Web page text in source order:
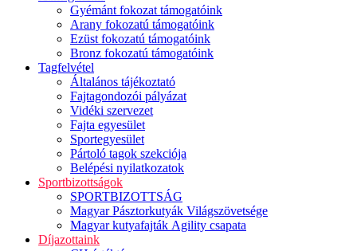
Gyémánt fokozat támogatóink
Arany fokozatú támogatóink
Ezüst fokozatú támogatóink
Bronz fokozatú támogatóink
Tagfelvétel
Általános tájékoztató
Fajtagondozói pályázat
Vidéki szervezet
Fajta egyesület
Sportegyesület
Pártoló tagok szekciója
Belépési nyilatkozatok
Sportbizottságok
SPORTBIZOTTSÁG
Magyar Pásztorkutyák Világszövetsége
Magyar kutyafajták Agility csapata
Díjazottaink